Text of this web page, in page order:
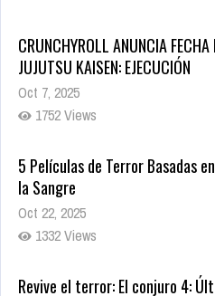
5 Películas de Terror Basadas
la Sangre
Revive el terror: El conjuro 4:
en tiendas digitales